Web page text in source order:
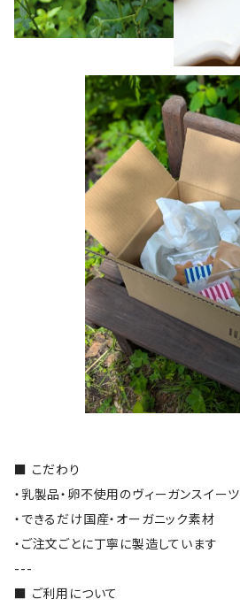
■ こだわり
・乳製品・卵不使用のヴィーガンスイーツ
・できるだけ国産・オーガニック素材
・ご注文ごとに丁寧に製造しています
---
■ ご利用について